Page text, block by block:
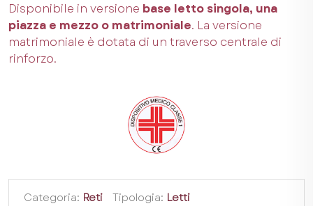
Disponibile in versione base letto singola, una
piazza e mezzo o matrimoniale. La versione
matrimoniale è dotata di un traverso centrale di
rinforzo.
Categoria: Reti Tipologia: Letti